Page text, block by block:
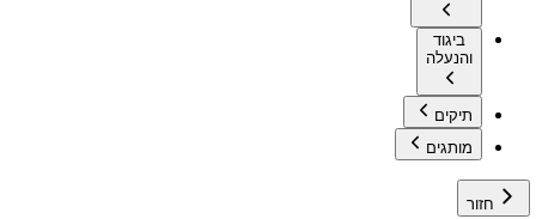
ביגוד
והנעלה
תיקים
מותגים
חזור